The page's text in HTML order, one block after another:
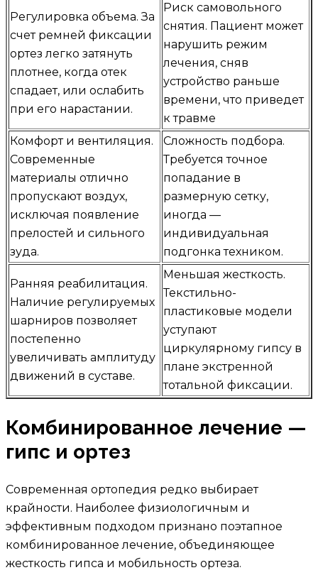
Регулировка объема. За
счет ремней фиксации
ортез легко затянуть
плотнее, когда отек
спадает, или ослабить
при его нарастании.
Риск самовольного
снятия. Пациент может
нарушить режим
лечения, сняв
устройство раньше
времени, что приведет
к травме
Комфорт и вентиляция.
Современные
материалы отлично
пропускают воздух,
исключая появление
прелостей и сильного
зуда.
Сложность подбора.
Требуется точное
попадание в
размерную сетку,
иногда —
индивидуальная
подгонка техником.
Ранняя реабилитация.
Наличие регулируемых
шарниров позволяет
постепенно
увеличивать амплитуду
движений в суставе.
Меньшая жесткость.
Текстильно-
пластиковые модели
уступают
циркулярному гипсу в
плане экстренной
тотальной фиксации.
Комбинированное лечение —
гипс и ортез
Современная ортопедия редко выбирает
крайности. Наиболее физиологичным и
эффективным подходом признано поэтапное
комбинированное лечение, объединяющее
жесткость гипса и мобильность ортеза.